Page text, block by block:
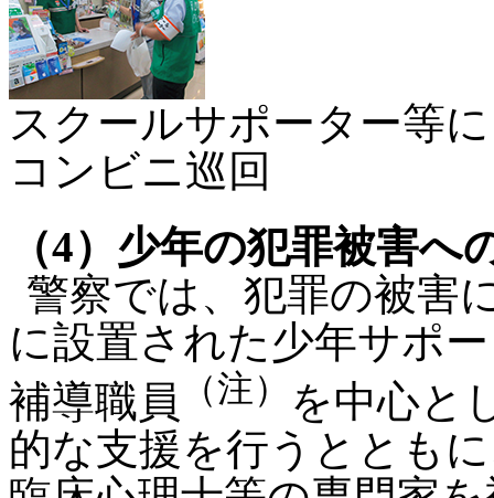
スクールサポーター等
コンビニ巡回
（4）少年の犯罪被害へ
警察では、犯罪の被害
に設置された少年サポ
補導職員
（注）
を中心と
的な支援を行うととも